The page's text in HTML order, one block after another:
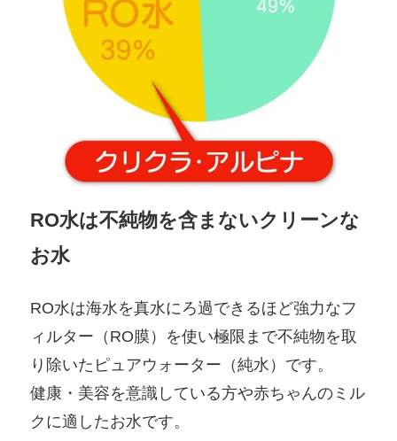
RO水は不純物を含まないクリーンな
お水
RO水は海水を真水にろ過できるほど強力なフ
ィルター（RO膜）を使い極限まで不純物を取
り除いたピュアウォーター （純水）です。
健康・美容を意識している方や赤ちゃんのミル
クに適したお水です。